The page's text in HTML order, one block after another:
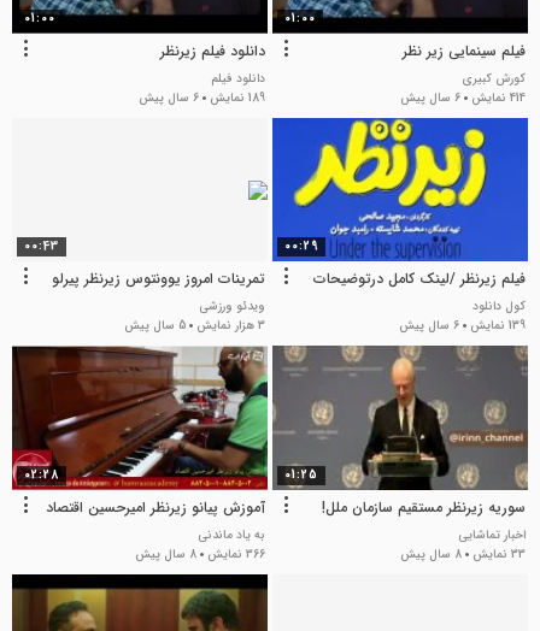
01:00
فیلم سینمایی زیر نظر
کورش کبیری
414 نمایش
6 سال پیش
01:00
دانلود فیلم زیرنظر
دانلود فیلم
189 نمایش
6 سال پیش
00:29
فیلم زیرنظر /لینک کامل درتوضیحات
کول دانلود
139 نمایش
6 سال پیش
00:43
تمرینات امروز یوونتوس زیرنظر پیرلو
ویدئو ورزشی
3 هزار نمایش
5 سال پیش
01:25
سوریه زیرنظر مستقیم سازمان ملل!
اخبار تماشایی
33 نمایش
8 سال پیش
02:28
آموزش پیانو زیرنظر امیرحسین اقتصاد
به یاد ماندنی
366 نمایش
8 سال پیش